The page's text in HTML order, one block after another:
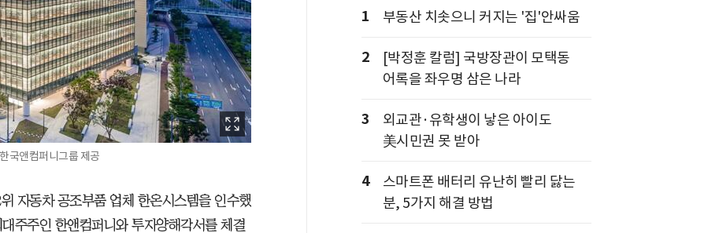
국앤컴퍼니그룹 제공
자동차 공조부품 업체 한온시스템을 인수했
주주인 한앤컴퍼니와 투자양해각서를 체결
1
부동산 치솟으니 커지는 '집'안싸움
2
[박정훈 칼럼] 국방장관이 모택동
어록을 좌우명 삼은 나라
3
외교관·유학생이 낳은 아이도
美시민권 못 받아
4
스마트폰 배터리 유난히 빨리 닳는
분, 5가지 해결 방법